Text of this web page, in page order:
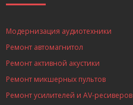
Модернизация аудиотехники
Ремонт автомагнитол
Ремонт активной акустики
Ремонт микшерных пультов
Ремонт усилителей и AV-ресиверов